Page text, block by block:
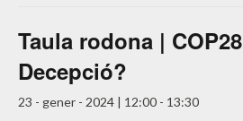
Taula rodona |
Decepció?
23 - gener - 2024 | 12:00 - 13:30